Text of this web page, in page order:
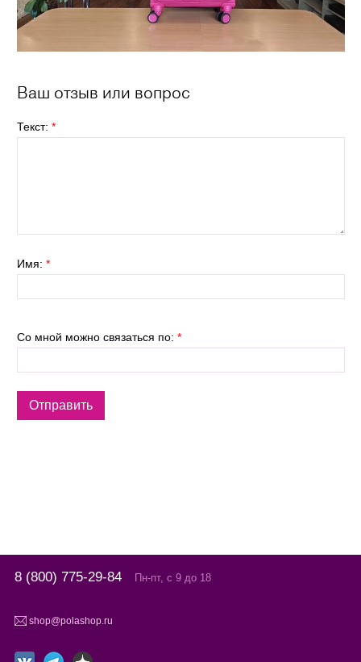
Ваш отзыв или вопрос
Текст: *
Имя: *
Со мной можно связаться по: *
8 (800) 775-29-84 Пн-пт, с 9 до 18
shop@polashop.ru